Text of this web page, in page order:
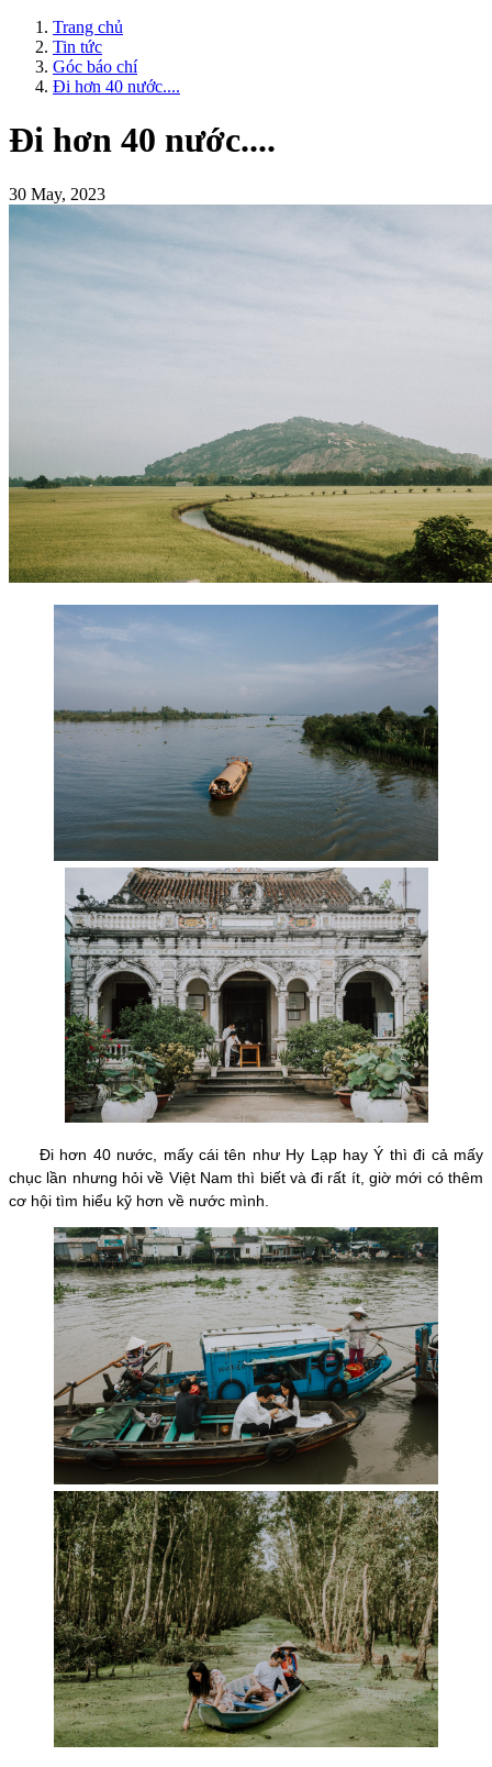
Trang chủ
Tin tức
Góc báo chí
Đi hơn 40 nước....
Đi hơn 40 nước....
30 May, 2023
Đi hơn 40 nước, mấy cái tên như Hy Lạp hay Ý thì đi cả mấy
chục lần nhưng hỏi về Việt Nam thì biết và đi rất ít, giờ mới có thêm
cơ hội tìm hiểu kỹ hơn về nước mình.